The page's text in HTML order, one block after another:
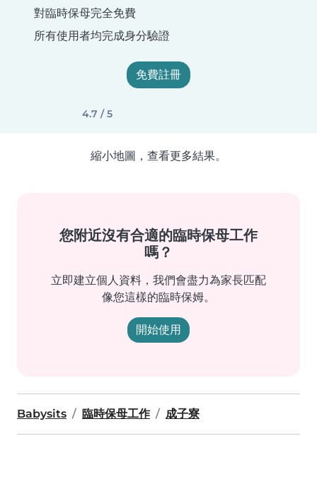
對臨時保母完全免費
所有使用者均完成身分驗證
免費註冊
4.7 / 5
縮小地圖，查看更多結果。
您附近沒有合適的臨時保母工作
嗎？
立即建立個人資料，我們會盡力為家長匹配
像您這樣的臨時保姆。
開始使用
Babysits 臨時保母工作 成子寮